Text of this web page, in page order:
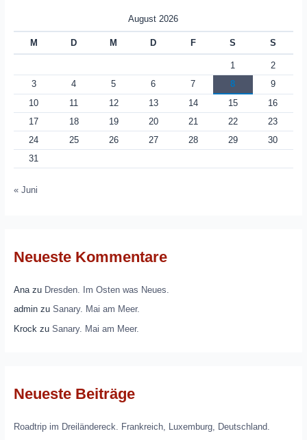
August 2026
M D M D F S S
1
2
3
4 5 6 7 8
9
10
11 12 13 14 15
16
17
18 19 20 21 22
23
24
25 26 27 28 29
30
31
« Juni
Neueste Kommentare
Anazu Dresden. Im Osten was Neues.
adminzu Sanary. Mai am Meer.
Krock zu Sanary. Mai am Meer.
Neueste Beiträge
Roadtrip im Dreiländereck. Frankreich, Luxemburg, Deutschland.